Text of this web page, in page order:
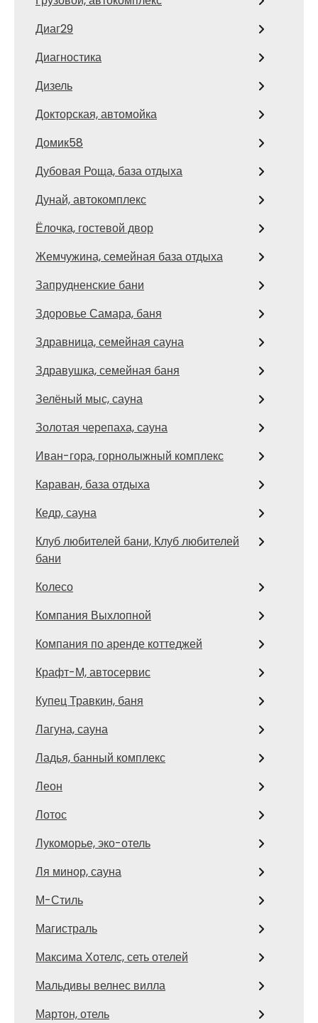
Диаг29
Диагностика
Дизель
Докторская, автомойка
Домик58
Дубовая Роща, база отдыха
Дунай, автокомплекс
Ёлочка, гостевой двор
Жемчужина, семейная база отдыха
Запрудненские бани
Здоровье Самара, баня
Здравница, семейная сауна
Здравушка, семейная баня
Зелёный мыс, сауна
Золотая черепаха, сауна
Иван-гора, горнолыжный комплекс
Караван, база отдыха
Кедр, сауна
Клуб любителей бани, Клуб любителей
бани
Колесо
Компания Выхлопной
Компания по аренде коттеджей
Крафт-М, автосервис
Купец Травкин, баня
Лагуна, сауна
Ладья, банный комплекс
Леон
Лотос
Лукоморье, эко-отель
Ля минор, сауна
М-Стиль
Магистраль
Максима Хотелс, сеть отелей
Мальдивы велнес вилла
Мартон, отель